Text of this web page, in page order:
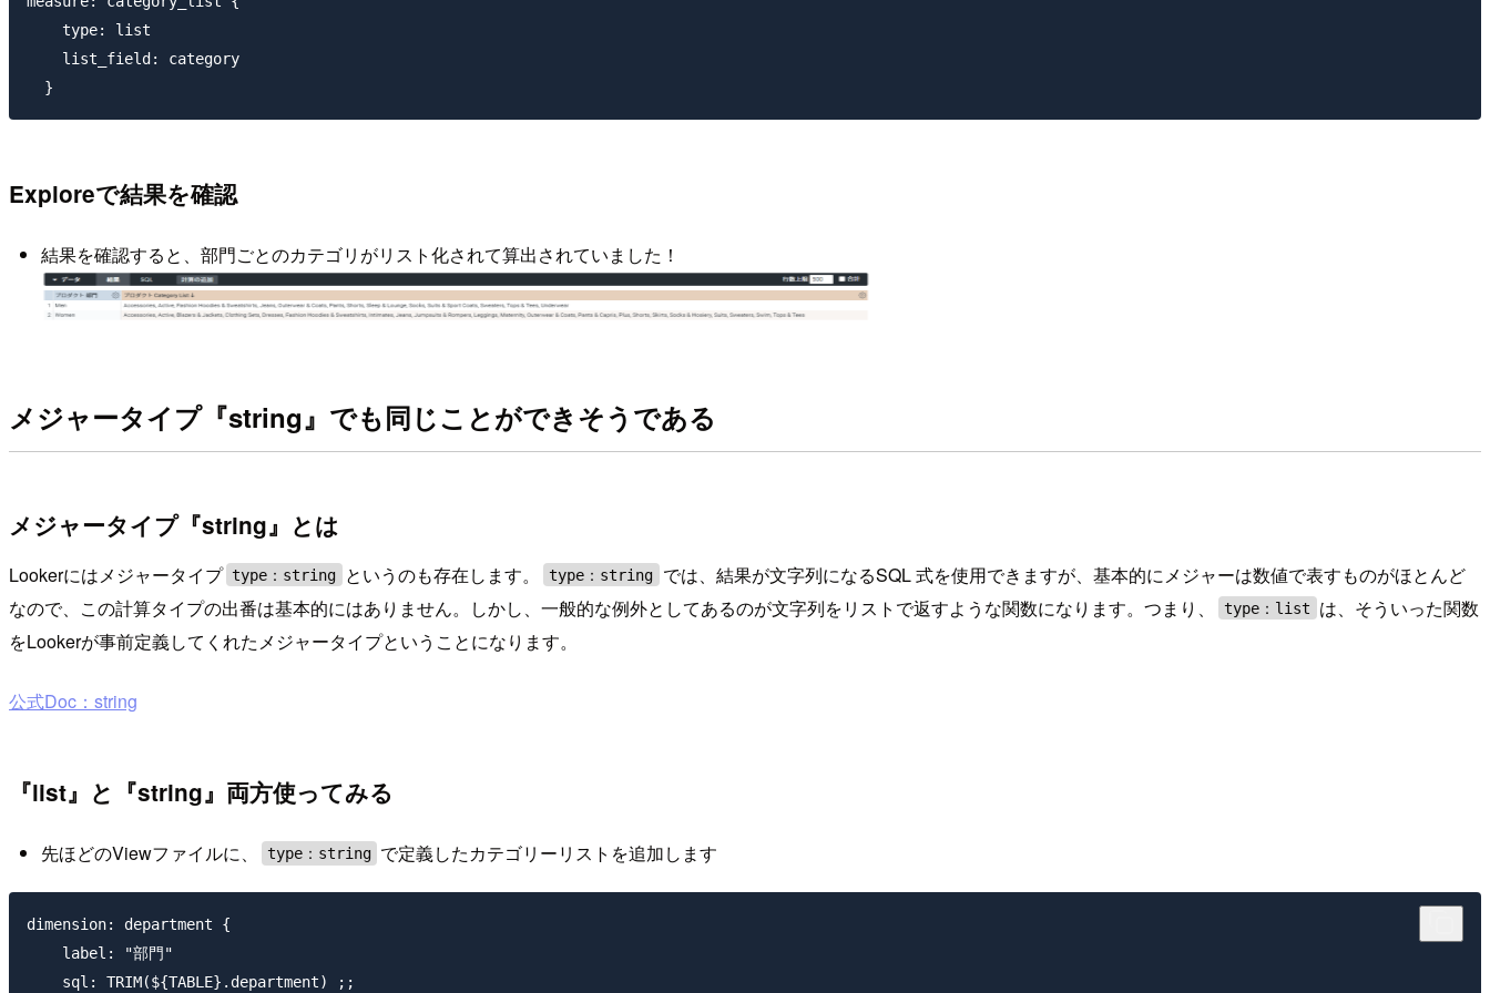
    type: list
    list_field: category
Exploreで結果を確認
結果を確認すると、部門ごとのカテゴリがリスト化されて算出されていました！
メジャータイプ『string』でも同じことができそうである
メジャータイプ『string』とは
Lookerにはメジャータイプ type：string というのも存在します。 type：string
では、結果が文字列になるSQL 式を使用できますが、基本的にメジャーは数値で表すものがほとんど
なので、この計算タイプの出番は基本的にはありません。しかし、一般的な例外としてあるのが文字列をリストで返すような関数になります。つまり、
type：list
は、そういった関数
をLookerが事前定義してくれたメジャータイプということになります。
公式Doc：string
『list』と『string』両方使ってみる
先ほどのViewファイルに、 type：string で定義したカテゴリーリストを追加します
dimension: department {
    label: "部門"
    sql: TRIM(${TABLE}.department) ;;